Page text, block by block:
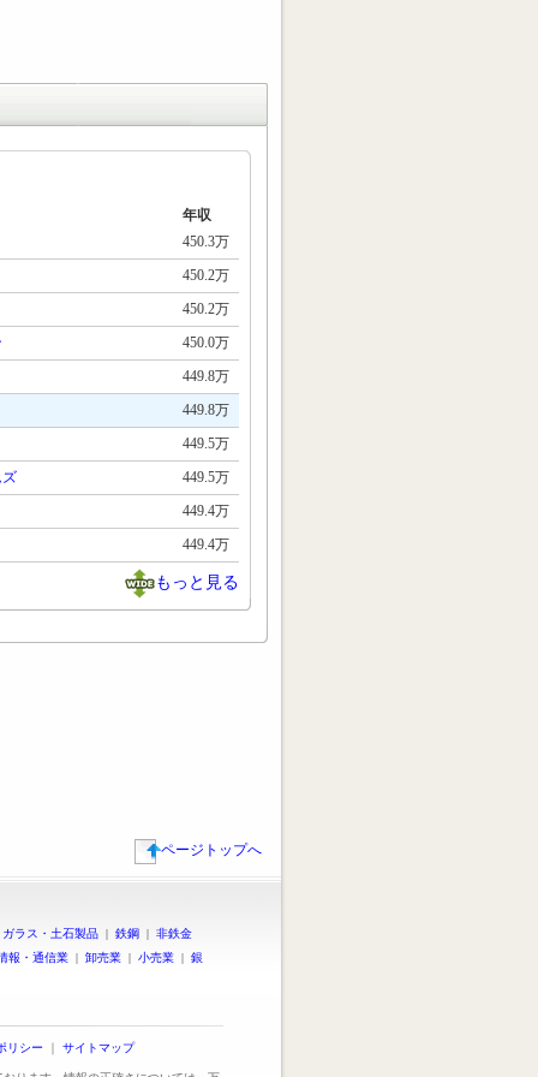
年収
450.3万
450.2万
450.2万
450.0万
449.8万
449.8万
449.5万
449.5万
449.4万
449.4万
もっと見る
ページトップへ
ガラス・土石製品 | 鉄鋼 | 非鉄金
報・通信業 | 卸売業 | 小売業 | 銀
リシー ｜ サイトマップ